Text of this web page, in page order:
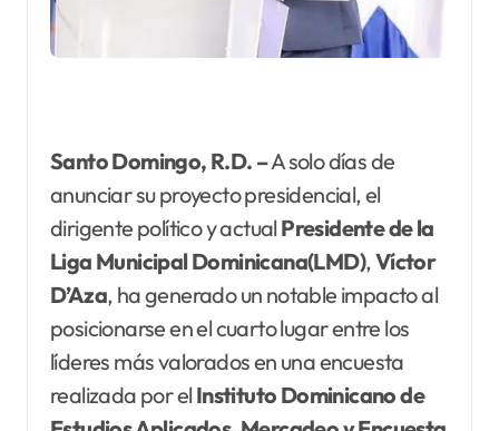
Santo Domingo, R.D. –A solo días de
anunciar su proyecto presidencial, el
dirigente político y actual Presidente de la
Liga Municipal Dominicana(LMD), Víctor
D’Aza, ha generado un notable impacto al
posicionarse en el cuarto lugar entre los
líderes más valorados en una encuesta
realizada por el Instituto Dominicano de